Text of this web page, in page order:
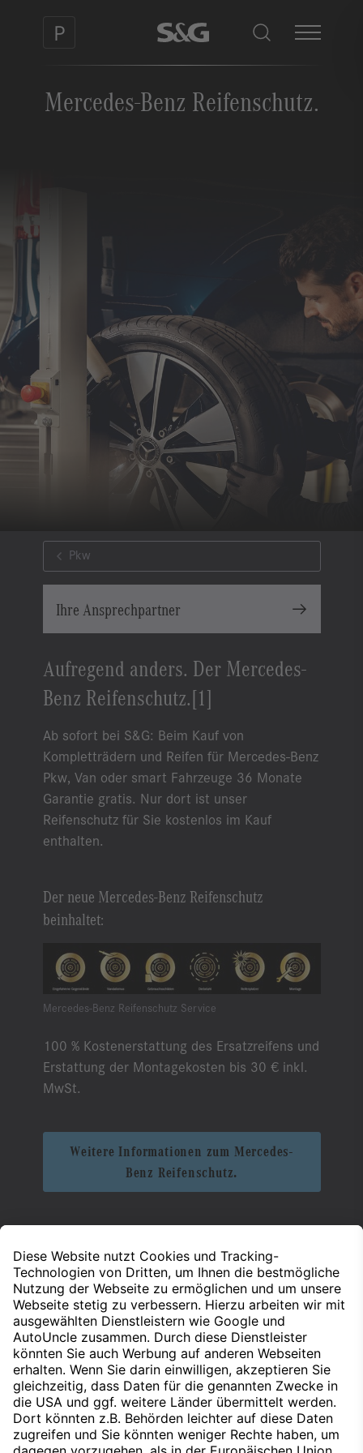
Mercedes-Benz Reifenschutz.
Pkw
Ihre Ansprechpartner
Aufregend anders. Der Mercedes-
Benz Reifenschutz.[1]
Ab sofort bei S&G: Beim Kauf von
Kompletträdern und Reifen für Mercedes-Benz
Pkw, Van oder smart Fahrzeuge 36 Monate
Garantie gratis. Nur dort ist unser
Reifenschutz für Sie kostenlos im Kauf
enthalten.
Der neue Mercedes-Benz Reifenschutz
beinhaltet:
Mercedes-Benz Reifenschutz Service
100 % Kostenerstattung des Ersatzreifens und
Erstattung der Montagekosten bis 30 € inkl.
MwSt.
Weitere Informationen zum Mercedes-
Benz Reifenschutz.
Der Reifenschutz bezieht sich auf alle Reifen der
Mercedes-Benz AG, gemäß den Bedingungen des
Rückversicherers CG Car-Garantie Versicherungs-AG.
Ausgeschlossen sind u. a. Classic-Reifen und Taxen.